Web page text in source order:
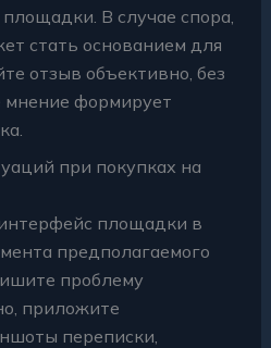
В случае спора,
стать основанием для
отзыв объективно, без
формирует
при покупках на
площадки в
предполагаемого
проблему
приложите
переписки,